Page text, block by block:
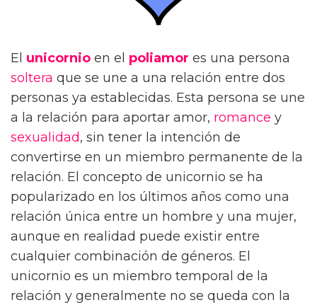
El unicornio en el poliamor es una persona
soltera que se une a una relación entre dos
personas ya establecidas. Esta persona se une
a la relación para aportar amor, romance y
sexualidad, sin tener la intención de
convertirse en un miembro permanente de la
relación. El concepto de unicornio se ha
popularizado en los últimos años como una
relación única entre un hombre y una mujer,
aunque en realidad puede existir entre
cualquier combinación de géneros. El
unicornio es un miembro temporal de la
relación y generalmente no se queda con la